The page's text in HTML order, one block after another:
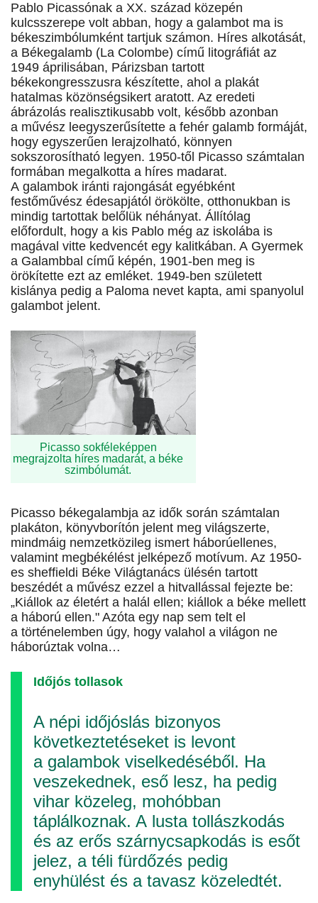
Pablo Picassónak a XX. század közepén
kulcsszerepe volt abban, hogy a galambot ma is
békeszimbólumként tartjuk számon. Híres alkotását,
a Békegalamb (La Colombe) című litográfiát az
1949 áprilisában, Párizsban tartott
békekongresszusra készítette, ahol a plakát
hatalmas közönségsikert aratott. Az eredeti
ábrázolás realisztikusabb volt, később azonban
a művész leegyszerűsítette a fehér galamb formáját,
hogy egyszerűen lerajzolható, könnyen
sokszorosítható legyen. 1950-től Picasso számtalan
formában megalkotta a híres madarat.
A galambok iránti rajongását egyébként
festőművész édesapjától örökölte, otthonukban is
mindig tartottak belőlük néhányat. Állítólag
előfordult, hogy a kis Pablo még az iskolába is
magával vitte kedvencét egy kalitkában. A Gyermek
a Galambbal című képén, 1901-ben meg is
örökítette ezt az emléket. 1949-ben született
kislánya pedig a Paloma nevet kapta, ami spa­nyo­lul
galambot jelent.
Picasso sokféleképpen
megrajzolta híres madarát, a béke
szimbólumát.
Picasso békegalambja az idők során számtalan
plakáton, könyvborítón jelent meg világszerte,
mindmáig nemzetközileg ismert háborúellenes,
valamint megbékélést jelképező motívum. Az 1950-
es sheffieldi Béke Világtanács ülésén tartott
beszédét a művész ezzel a hitvallással fejezte be:
„Kiállok az életért a halál ellen; kiállok a béke mellett
a háború ellen." Azóta egy nap sem telt el
a történelemben úgy, hogy valahol a világon ne
háborúztak volna…
Időjós tollasok
A népi időjóslás bizonyos
következtetéseket is levont
a galambok viselkedéséből. Ha
veszekednek, eső lesz, ha pedig
vihar közeleg, mohóbban
táplálkoznak. A lusta tollászkodás
és az erős szárnycsapkodás is esőt
jelez, a téli fürdőzés pedig
enyhülést és a tavasz közeledtét.